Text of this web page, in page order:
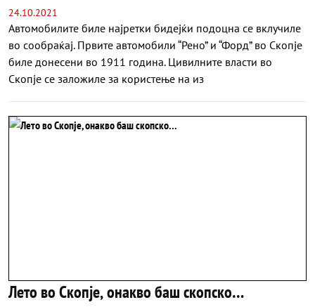
24.10.2021
Автомобилите биле најретки бидејќи подоцна се вклучиле
во сообраќај. Првите автомобили “Рено” и “Форд” во Скопје
биле донесени во 1911 година. Цивилните власти во
Скопје се заложиле за користење на из
Лето во Скопје, онакво баш скопско…